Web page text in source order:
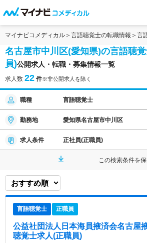
マイナビコメディカル 言語聴覚士の転職情報 言
名古屋市中川区(愛知県)の言語聴
員)公開求人・転職・募集情報一覧
求人数 22 件※非公開求人を除く
職種 言語聴覚士
勤務地 愛知県名古屋市中川区
求人条件 正社員(正職員)
この検索条件を
言語聴覚士 正職員
公益社団法人日本海員掖済会名古屋
聴覚士求人(正職員)